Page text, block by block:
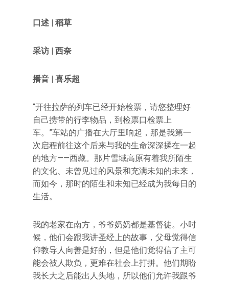
口述 | 稻草
采访 | 西奈
播音 | 喜乐超
“开往拉萨的列车已经开始检票，请您整理好
自己携带的行李物品，到检票口检票上
车。”车站的广播在大厅里响起，那是我第一
次启程前往这个后来与我的生命深深揉在一起
的地方——西藏。那片雪域高原有着我所陌生
的文化、未曾见过的风景和充满未知的未来，
而如今，那时的陌生和未知已经成为我每日的
生活。
我的老家在南方，爷爷奶奶都是基督徒。小时
候，他们会跟我讲圣经上的故事，父母觉得信
仰教导人向善是好的，但是他们觉得信了主可
能会被人欺负，更难在社会上打拼。他们期盼
我长大之后能出人头地，所以他们允许我跟爷